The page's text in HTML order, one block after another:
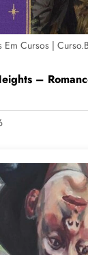
Em Cursos |
–